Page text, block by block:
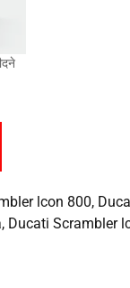
lcon 800,
, Ducati Scrambler